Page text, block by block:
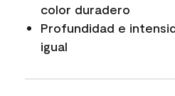
color duradero
Profundidad e
igual